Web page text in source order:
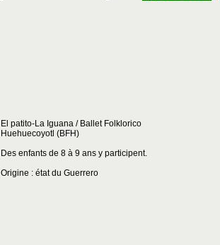
El patito-La Iguana / Ballet Folklorico
Huehuecoyotl (BFH)
Des enfants de 8 à 9 ans y participent.
Origine : état du Guerrero